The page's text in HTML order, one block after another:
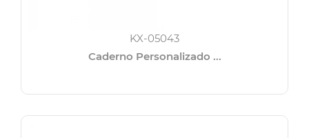
KX-05043
Caderno Personalizado ...